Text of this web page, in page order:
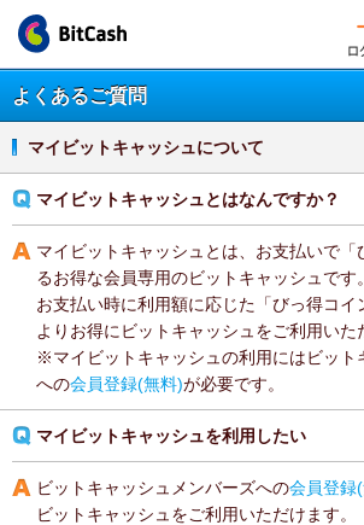
ロ
よくあるご質問
マイビットキャッシュについて
マイビットキャッシュとはなんですか？
マイビットキャッシュとは、お支払いで「
るお得な会員専用のビットキャッシュです。
お支払い時に利用額に応じた「びっ得コイ
よりお得にビットキャッシュをご利用いた
※マイビットキャッシュの利用にはビット
への会員登録(無料)が必要です。
マイビットキャッシュを利用したい
ビットキャッシュメンバーズへの会員登録
ビットキャッシュをご利用いただけます。